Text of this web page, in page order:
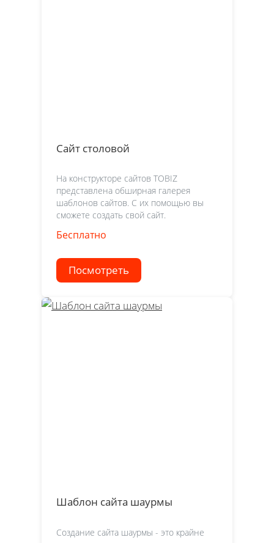
Сайт столовой
На конструкторе сайтов TOBIZ
представлена обширная галерея
шаблонов сайтов. С их помощью вы
сможете создать свой сайт.
Бесплатно
Посмотреть
Шаблон сайта шаурмы
Создание сайта шаурмы - это крайне